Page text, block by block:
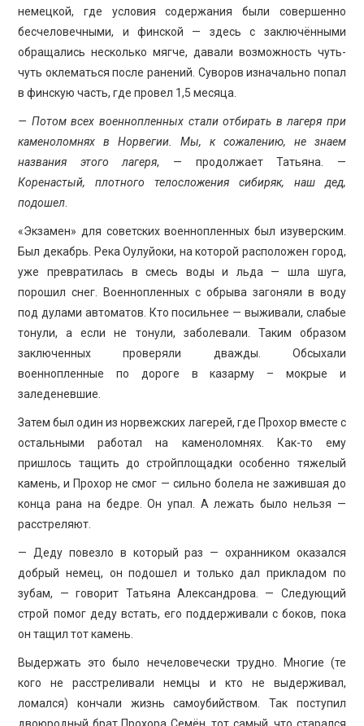
немецкой, где условия содержания были совершенно
бесчеловечными, и финской — здесь с заключёнными
обращались несколько мягче, давали возможность чуть-
чуть оклематься после ранений. Суворов изначально попал
в финскую часть, где провел 1,5 месяца.
— Потом всех военнопленных стали отбирать в лагеря при
каменоломнях в Норвегии. Мы, к сожалению, не знаем
названия этого лагеря, — продолжает Татьяна. —
Коренастый, плотного телосложения сибиряк, наш дед,
подошел
«Экзамен» для советских военнопленных был изуверским.
Был декабрь. Река Оулуйоки, на которой расположен город,
уже превратилась в смесь воды и льда — шла шуга,
порошил снег. Военнопленных с обрыва загоняли в воду
под дулами автоматов. Кто посильнее — выживали, слабые
тонули, а если не тонули, заболевали. Таким образом
заключенных проверяли дважды. Обсыхали
военнопленные по дороге в казарму – мокрые и
заледеневшие.
Затем был один из норвежских лагерей, где Прохор вместе с
остальными работал на каменоломнях. Как-то ему
пришлось тащить до стройплощадки особенно тяжелый
камень, и Прохор не смог — сильно болела не зажившая до
конца рана на бедре. Он упал. А лежать было нельзя —
расстреляют.
— Деду повезло в который раз — охранником оказался
добрый немец, он подошел и только дал прикладом по
зубам, — говорит Татьяна Александрова. — Следующий
строй помог деду встать, его поддерживали с боков, пока
он тащил тот камень.
Выдержать это было нечеловечески трудно. Многие (те
кого не расстреливали немцы и кто не выдерживал,
ломался) кончали жизнь самоубийством. Так поступил